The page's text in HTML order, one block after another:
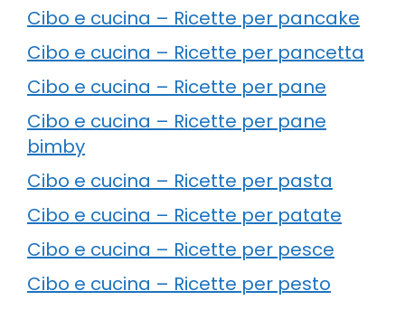
Cibo e cucina – Ricette per pancake
Cibo e cucina – Ricette per pancetta
Cibo e cucina – Ricette per pane
Cibo e cucina – Ricette per pane
bimby
Cibo e cucina – Ricette per pasta
Cibo e cucina – Ricette per patate
Cibo e cucina – Ricette per pesce
Cibo e cucina – Ricette per pesto